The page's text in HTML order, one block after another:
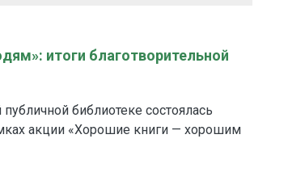
итоги благотворительной
библиотеке состоялась
акции «Хорошие книги — хорошим